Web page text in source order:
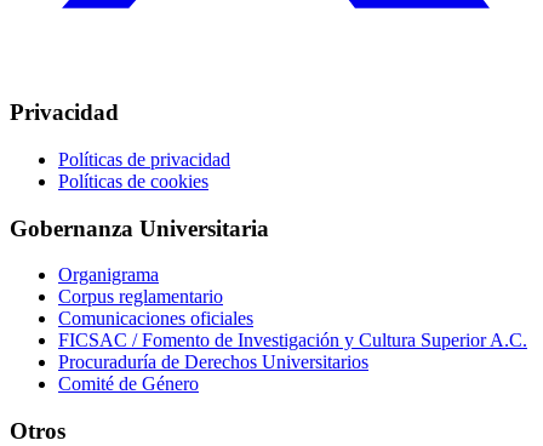
Privacidad
Políticas de privacidad
Políticas de cookies
Gobernanza Universitaria
Organigrama
Corpus reglamentario
Comunicaciones oficiales
FICSAC / Fomento de Investigación y Cultura Superior A.C.
Procuraduría de Derechos Universitarios
Comité de Género
Otros